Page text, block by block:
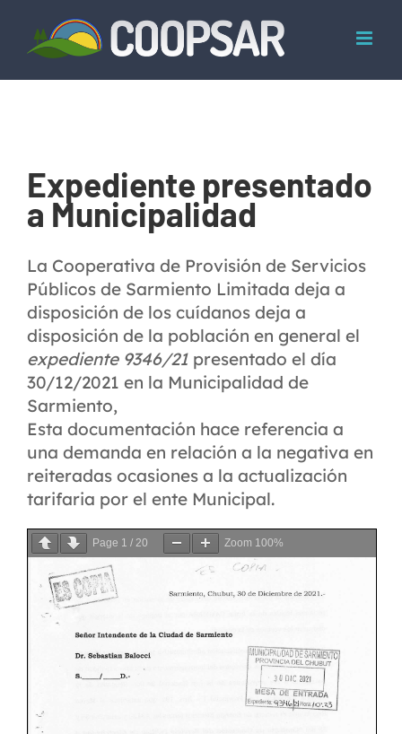
content
Expediente presentado
a Municipalidad
La Cooperativa de Provisión de Servicios
Públicos de Sarmiento Limitada deja a
disposición de los cuídanos deja a
disposición de la población en general el
expediente 9346/21 presentado el día
30/12/2021 en la Municipalidad de
Sarmiento,
Esta documentación hace referencia a
una demanda en relación a la negativa en
reiteradas ocasiones a la actualización
tarifaria por el ente Municipal.
Page 1 / 20 Zoom 100%